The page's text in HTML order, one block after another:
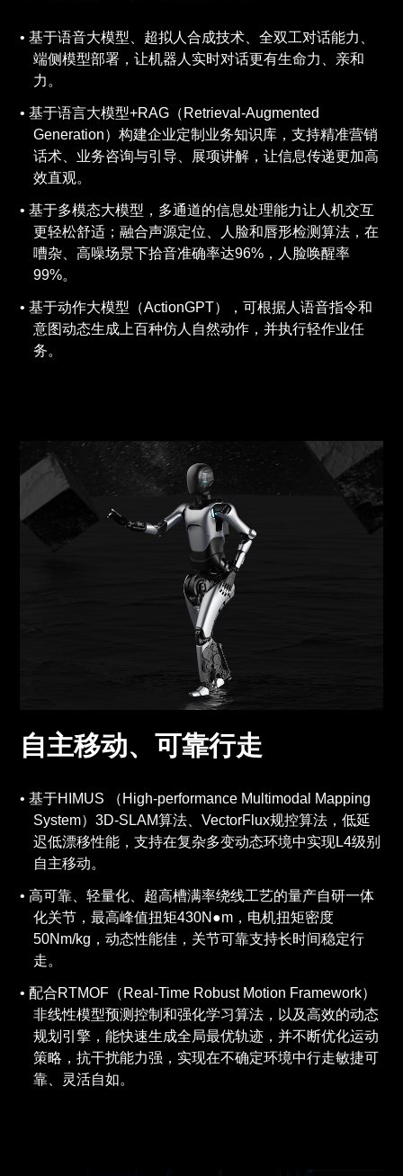
基于语音大模型、超拟人合成技术、全双工对话能力、
端侧模型部署，让机器人实时对话更有生命力、亲和
力。
基于语言大模型+RAG（Retrieval-Augmented
Generation）构建企业定制业务知识库，支持精准营销
话术、业务咨询与引导、展项讲解，让信息传递更加高
效直观。
基于多模态大模型，多通道的信息处理能力让人机交互
更轻松舒适；融合声源定位、人脸和唇形检测算法，在
嘈杂、高噪场景下拾音准确率达96%，人脸唤醒率
99%。
基于动作大模型（ActionGPT），可根据人语音指令和
意图动态生成上百种仿人自然动作，并执行轻作业任
务。
自主移动、可靠行走
基于HIMUS （High-performance Multimodal Mapping
System）3D-SLAM算法、VectorFlux规控算法，低延
迟低漂移性能，支持在复杂多变动态环境中实现L4级别
自主移动。
高可靠、轻量化、超高槽满率绕线工艺的量产自研一体
化关节，最高峰值扭矩430N●m，电机扭矩密度
50Nm/kg，动态性能佳，关节可靠支持长时间稳定行
走。
配合RTMOF（Real-Time Robust Motion Framework）
非线性模型预测控制和强化学习算法，以及高效的动态
规划引擎，能快速生成全局最优轨迹，并不断优化运动
策略，抗干扰能力强，实现在不确定环境中行走敏捷可
靠、灵活自如。